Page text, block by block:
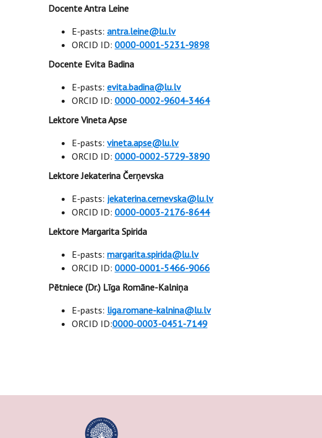
Docente Antra Leine
E-pasts: antra.leine@lu.lv
ORCID ID: 0000-0001-5231-9898
Docente Evita Badina
E-pasts: evita.badina@lu.lv
ORCID ID: 0000-0002-9604-3464
Lektore Vineta Apse
E-pasts: vineta.apse@lu.lv
ORCID ID: 0000-0002-5729-3890
Lektore Jekaterina Čerņevska
E-pasts: jekaterina.cernevska@lu.lv
ORCID ID: 0000-0003-2176-8644
Lektore Margarita Spirida
E-pasts: margarita.spirida@lu.lv
ORCID ID: 0000-0001-5466-9066
Pētniece (Dr.) Līga Romāne-Kalniņa
E-pasts: liga.romane-kalnina@lu.lv
ORCID ID:0000-0003-0451-7149